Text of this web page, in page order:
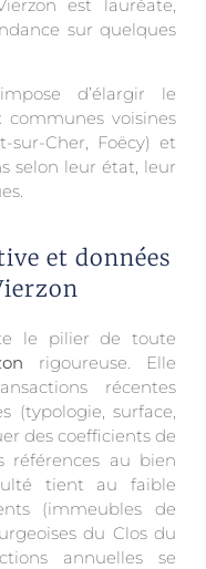
est lauréate,
sur quelques
d’élargir le
voisines
sur-Cher, Foëcy) et
selon leur état, leur
et données
le pilier de toute
rigoureuse. Elle
récentes
(typologie, surface,
des coefficients de
références au bien
tient au faible
(immeubles de
du Clos du
annuelles se